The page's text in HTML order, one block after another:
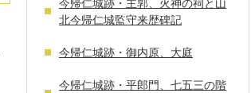
今帰仁城跡・主郭、火神の祠と山
北今帰仁城監守来歴碑記
今帰仁城跡・御内原、大庭
今帰仁城跡・平郎門、七五三の階